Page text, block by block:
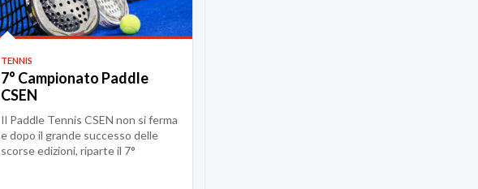
TENNIS
7° Campionato Paddle
CSEN
Il Paddle Tennis CSEN non si ferma
e dopo il grande successo delle
scorse edizioni, riparte il 7°